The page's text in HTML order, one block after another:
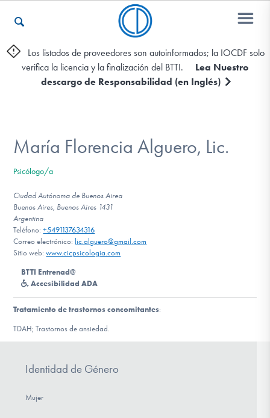
Otros Recursos
Encontrar Ayuda
Aprender Más sobre el TOC
Involucrarte
Los listados de proveedores son autoinformados; la IOCDF solo
verifica la licencia y la finalización del BTTI.
Lea Nuestro
descargo de Responsabilidad (en Inglés)
María Florencia Alguero, Lic.
Psicólogo/a
Ciudad Autónoma de Buenos Airea
Buenos Aires, Buenos Aires 1431
Argentina
Teléfono:+5491137634316
Correo electrónico: lic.alguero@gmail.com
Sitio web:www.cicpsicologia.com
BTTI Entrenad@
Accesibilidad ADA
Tratamiento de trastornos concomitantes:
TDAH; Trastornos de ansiedad.
Identidad de Género
Mujer